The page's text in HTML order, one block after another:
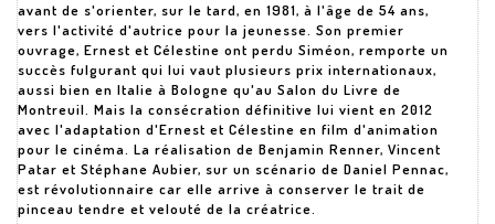
avant de s'orienter, sur le tard, en 1981, à l'âge de 54 ans,
vers l'activité d'autrice pour la jeunesse. Son premier
ouvrage, Ernest et Célestine ont perdu Siméon, remporte un
succès fulgurant qui lui vaut plusieurs prix internationaux,
aussi bien en Italie à Bologne qu'au Salon du Livre de
Montreuil. Mais la consécration définitive lui vient en 2012
avec l'adaptation d'Ernest et Célestine en film d'animation
pour le cinéma. La réalisation de Benjamin Renner, Vincent
Patar et Stéphane Aubier, sur un scénario de Daniel Pennac,
est révolutionnaire car elle arrive à conserver le trait de
pinceau tendre et velouté de la créatrice.